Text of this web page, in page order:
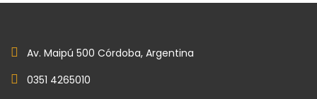
Av. Maipú 500 Córdoba, Argentina
0351 4265010